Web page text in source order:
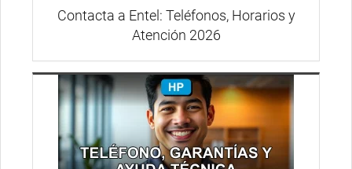
Contacta a Entel: Teléfonos, Horarios y
Atención 2026